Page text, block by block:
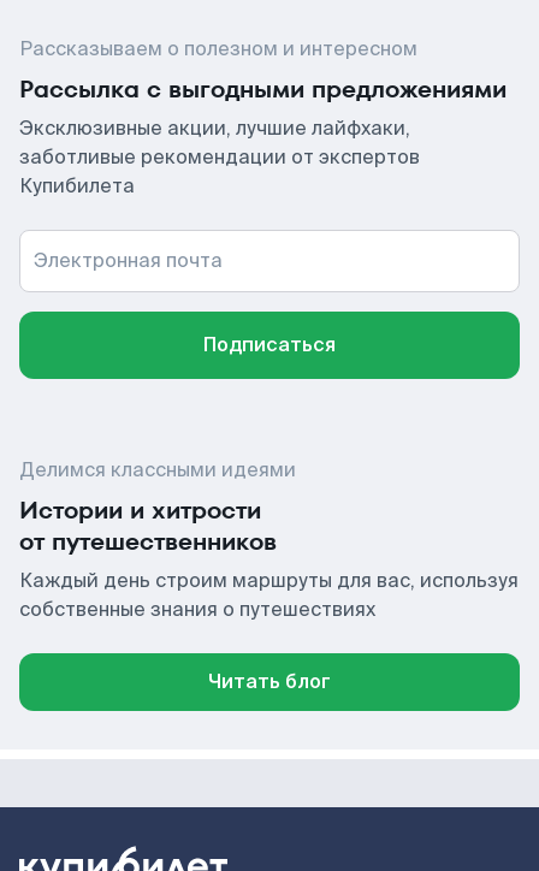
Рассказываем о полезном и интересном
Рассылка с выгодными предложениями
Эксклюзивные акции, лучшие лайфхаки,
заботливые рекомендации от экспертов
Купибилета
Электронная почта
Подписаться
Делимся классными идеями
Истории и хитрости
от путешественников
Каждый день строим маршруты для вас, используя
собственные знания о путешествиях
Читать блог